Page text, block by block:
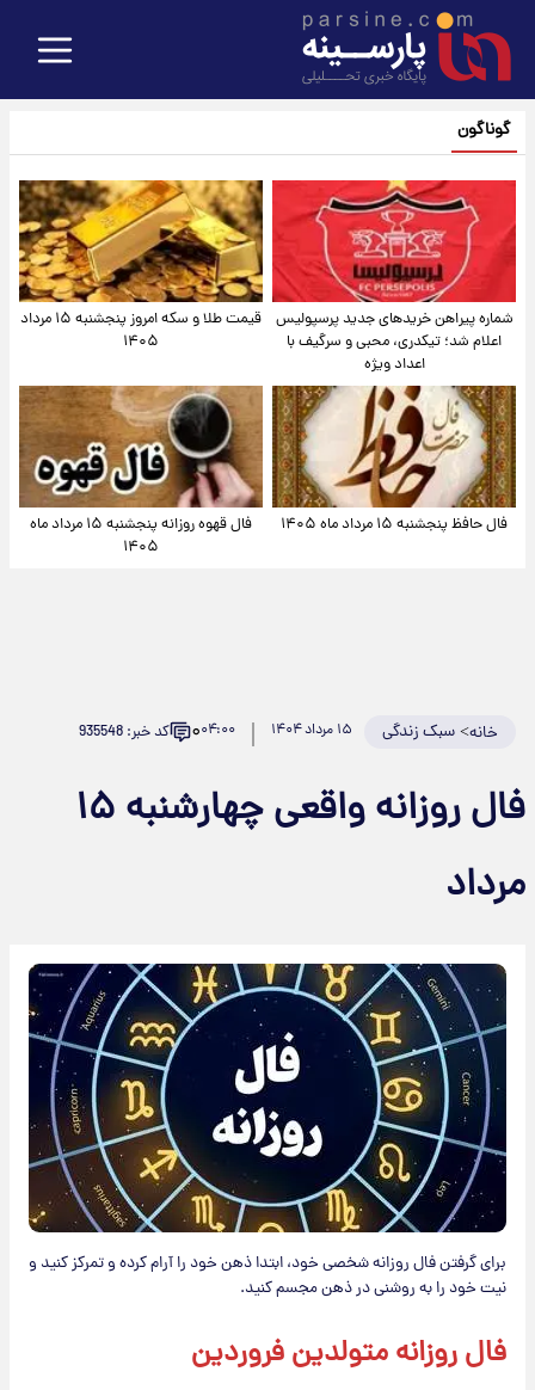
گوناگون
شماره پیراهن خریدهای جدید پرسپولیس
اعلام شد؛ تیکدری، محبی و سرگیف با
اعداد ویژه
قیمت طلا و سکه امروز پنجشنبه ۱۵ مرداد
۱۴۰۵
فال حافظ پنجشنبه ۱۵ مرداد ماه ۱۴۰۵
فال قهوه روزانه پنجشنبه ۱۵ مرداد ماه
۱۴۰۵
خانه>سبک زندگی ۱۵ مرداد ۱۴۰۴ ۰۴:۰۰۰ کد خبر: 935548
فال روزانه واقعی چهارشنبه ۱۵
مرداد
برای گرفتن فال روزانه شخصی خود، ابتدا ذهن خود را آرام کرده و تمرکز کنید و
نیت خود را به روشنی در ذهن مجسم کنید.
فال روزانه متولدین فروردین